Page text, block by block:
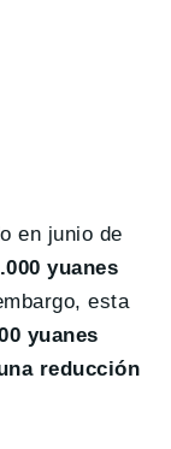
en junio de
yuanes
esta
yuanes
reducción